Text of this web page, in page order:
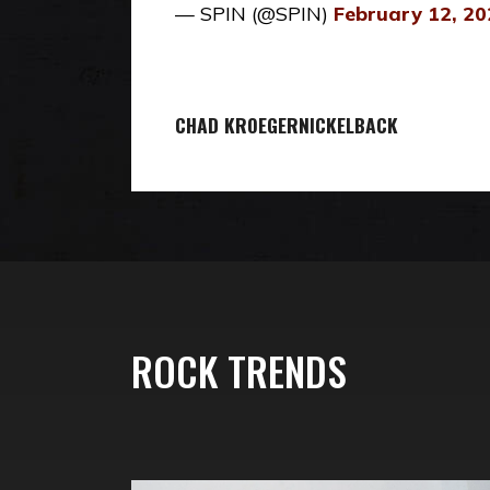
— SPIN (@SPIN) February 12,
CHAD KROEGERNICKELBACK
ROCK TRENDS